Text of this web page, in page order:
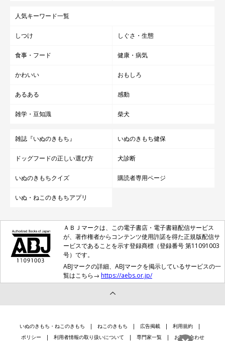
人気キーワード一覧
しつけ しぐさ・生態
食事・フード 健康・病気
かわいい おもしろ
あるある 感動
雑学・豆知識 柴犬
雑誌『いぬのきもち』 いぬのきもち健保
ドッグフードの正しい選び方 犬診断
いぬのきもちクイズ 購読者専用ページ
いぬ・ねこのきもちアプリ
ＡＢＪマークは、この電子書店・電子書籍配信サービス
が、著作権者からコンテンツ使用許諾を得た正規版配信サ
ービスであることを示す登録商標（登録番号 第11091003
号）です。
ABJマークの詳細、ABJマークを掲示しているサービスの一
覧はこちら→ https://aebs.or.jp/
いぬのきもち・ねこのきもち ねこのきもち 広告掲載
利用規約
ポリシー
利用者情報の取り扱いについて 専門家一覧 お問い合わせ